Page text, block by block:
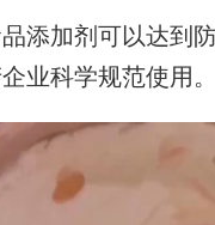
加剂可以达到
业科学规范使用。